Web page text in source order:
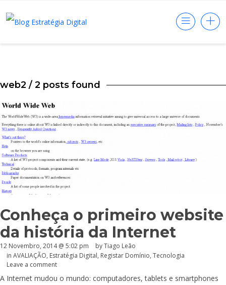
web2 / 2 posts found
Conheça o primeiro website
da história da Internet
12 Novembro, 2014 @ 5:02 pm
by Tiago Leão
in AVALIAÇÃO, Estratégia Digital, Registar Domínio, Tecnologia
Leave a comment
A Internet mudou o mundo: computadores, tablets e smartphones